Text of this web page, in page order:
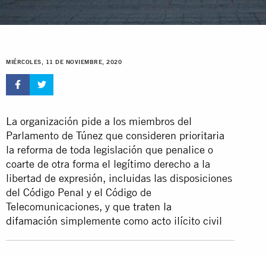
MIÉRCOLES, 11 DE NOVIEMBRE, 2020
La organización pide a los miembros del
Parlamento de Túnez que consideren prioritaria
la reforma de toda legislación que penalice o
coarte de otra forma el legítimo derecho a la
libertad de expresión, incluidas las disposiciones
del Código Penal y el Código de
Telecomunicaciones, y que traten la
difamación simplemente como acto ilícito civil